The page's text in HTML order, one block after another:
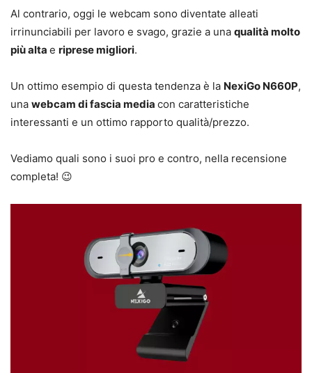
Al contrario, oggi le webcam sono diventate alleati
irrinunciabili per lavoro e svago, grazie a una qualità molto
più alta e riprese migliori.
Un ottimo esempio di questa tendenza è la NexiGo N660P,
una webcam di fascia media con caratteristiche
interessanti e un ottimo rapporto qualità/prezzo.
Vediamo quali sono i suoi pro e contro, nella recensione
completa! 😉